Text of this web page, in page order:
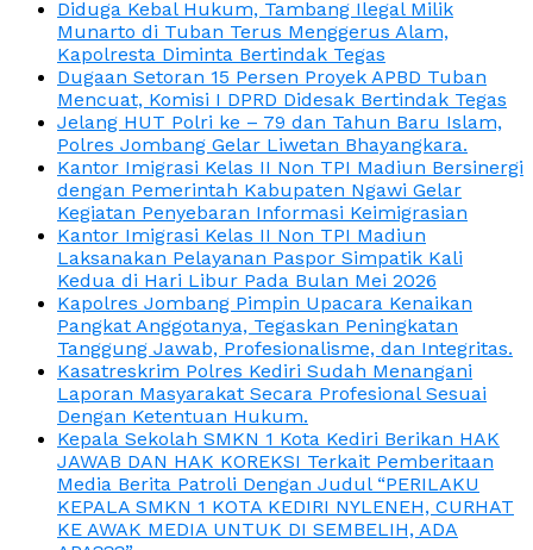
Diduga Kebal Hukum, Tambang Ilegal Milik
Munarto di Tuban Terus Menggerus Alam,
Kapolresta Diminta Bertindak Tegas
Dugaan Setoran 15 Persen Proyek APBD Tuban
Mencuat, Komisi I DPRD Didesak Bertindak Tegas
Jelang HUT Polri ke – 79 dan Tahun Baru Islam,
Polres Jombang Gelar Liwetan Bhayangkara.
Kantor Imigrasi Kelas II Non TPI Madiun Bersinergi
dengan Pemerintah Kabupaten Ngawi Gelar
Kegiatan Penyebaran Informasi Keimigrasian
Kantor Imigrasi Kelas II Non TPI Madiun
Laksanakan Pelayanan Paspor Simpatik Kali
Kedua di Hari Libur Pada Bulan Mei 2026
Kapolres Jombang Pimpin Upacara Kenaikan
Pangkat Anggotanya, Tegaskan Peningkatan
Tanggung Jawab, Profesionalisme, dan Integritas.
Kasatreskrim Polres Kediri Sudah Menangani
Laporan Masyarakat Secara Profesional Sesuai
Dengan Ketentuan Hukum.
Kepala Sekolah SMKN 1 Kota Kediri Berikan HAK
JAWAB DAN HAK KOREKSI Terkait Pemberitaan
Media Berita Patroli Dengan Judul “PERILAKU
KEPALA SMKN 1 KOTA KEDIRI NYLENEH, CURHAT
KE AWAK MEDIA UNTUK DI SEMBELIH, ADA